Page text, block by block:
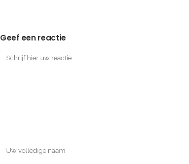
Geef een reactie